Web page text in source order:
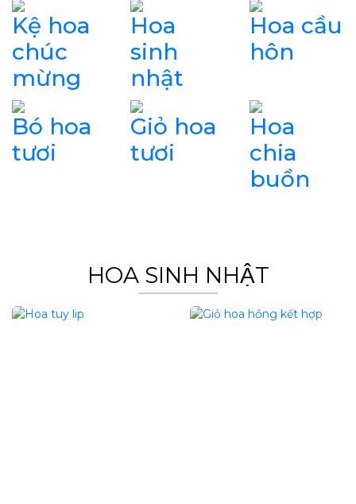
Kệ hoa
chúc
mừng
Hoa
sinh
nhật
Hoa cầu
hôn
Bó hoa
tươi
Giỏ hoa
tươi
Hoa
chia
buồn
HOA SINH NHẬT